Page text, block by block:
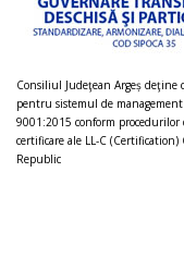
Consiliul Judeţean Argeș deţine
pentru sistemul de
9001:2015 conform procedurilor
certificare ale LL-C (Certification)
Republic